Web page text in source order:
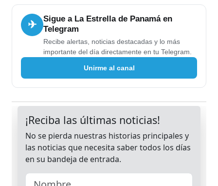
✈
Sigue a La Estrella de Panamá en
Telegram
Recibe alertas, noticias destacadas y lo más
importante del día directamente en tu Telegram.
Unirme al canal